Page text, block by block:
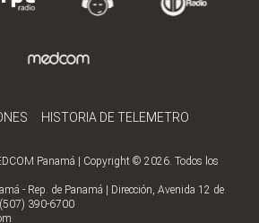
HISTORIA DE TELEMETRO
Panamá | Copyright © 2026. Todos los
- Rep. de Panamá | Dirección, Avenida 12 de
(507) 390-6700